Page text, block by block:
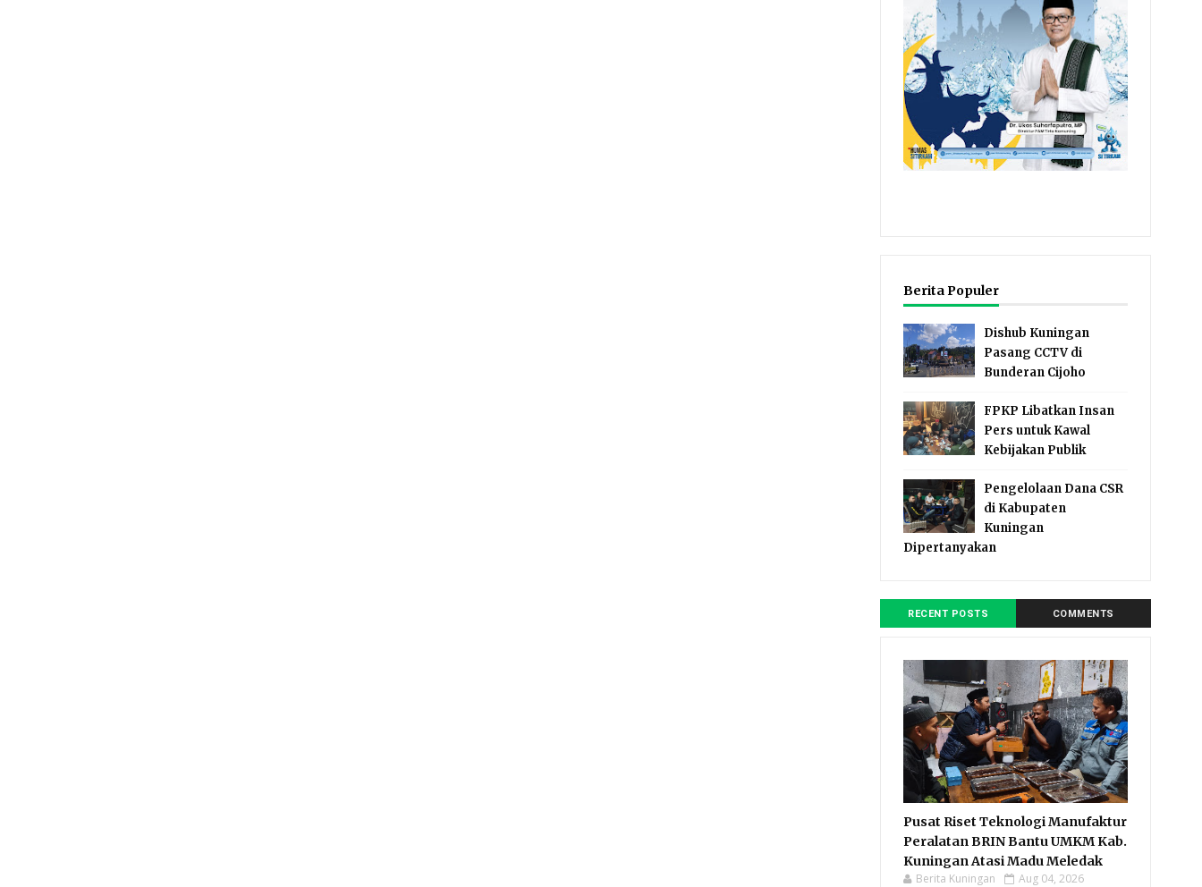
Berita Populer
Dishub Kuningan
Pasang CCTV di
Bunderan Cijoho
FPKP Libatkan Insan
Pers untuk Kawal
Kebijakan Publik
Pengelolaan Dana CSR
di Kabupaten
Kuningan
Dipertanyakan
RECENT POSTS COMMENTS
Pusat Riset Teknologi Manufaktur
Peralatan BRIN Bantu UMKM Kab.
Kuningan Atasi Madu Meledak
Berita Kuningan Aug 04, 2026